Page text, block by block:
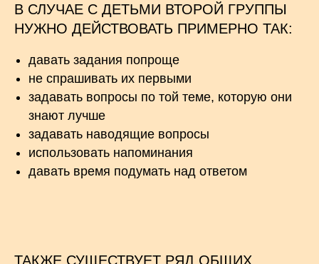
В СЛУЧАЕ С ДЕТЬМИ ВТОРОЙ ГРУППЫ
НУЖНО ДЕЙСТВОВАТЬ ПРИМЕРНО ТАК:
давать задания попроще
не спрашивать их первыми
задавать вопросы по той теме, которую они
знают лучше
задавать наводящие вопросы
использовать напоминания
давать время подумать над ответом
ТАКЖЕ СУЩЕСТВУЕТ РЯД ОБЩИХ